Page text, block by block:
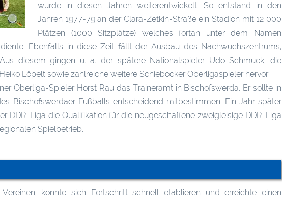
wurde in diesen Jahren weiterentwickelt. So entstand in den
Jahren 1977-79 an der Clara-Zetkin-Straße ein Stadion mit 12 000
Plätzen (1000 Sitzplätze) welches fortan unter dem Namen
Ebenfalls in diese Zeit fällt der Ausbau des Nachwuchszentrums,
diesem gingen u. a. der spätere Nationalspieler Udo Schmuck, die
Löpelt sowie zahlreiche weitere Schiebocker Oberligaspieler hervor.
Oberliga-Spieler Horst Rau das Traineramt in Bischofswerda. Er sollte in
Bischofswerdaer Fußballs entscheidend mitbestimmen. Ein Jahr später
DDR-Liga die Qualifikation für die neugeschaffene zweigleisige DDR-Liga
Spielbetrieb.
konnte sich Fortschritt schnell etablieren und erreichte einen